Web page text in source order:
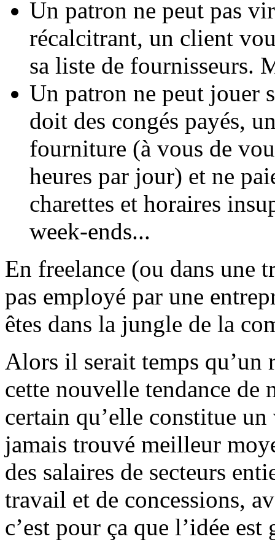
Un patron ne peut pas
récalcitrant, un client
sa liste de fournisseurs.
Un patron ne peut jouer
doit des congés payés,
fourniture (à vous de
heures par jour) et ne
charettes et horaires
week-ends...
En freelance (ou dans une
pas employé par une
êtes dans la jungle de la
Alors il serait temps qu’un
cette nouvelle tendance de
certain qu’elle constitue
jamais trouvé meilleur
des salaires de secteurs
travail et de concessions,
c’est pour ça que l’idée est